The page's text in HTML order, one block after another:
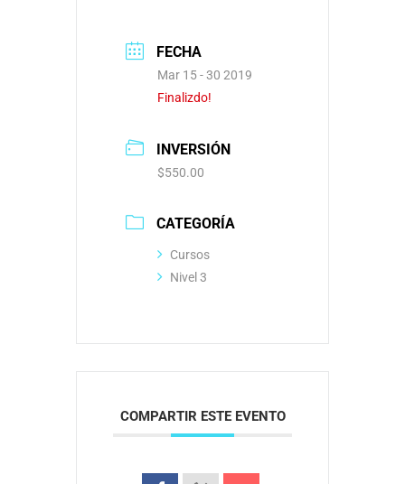
FECHA
Mar 15 - 30 2019
Finalizdo!
INVERSIÓN
$550.00
CATEGORÍA
Cursos
Nivel 3
COMPARTIR ESTE EVENTO